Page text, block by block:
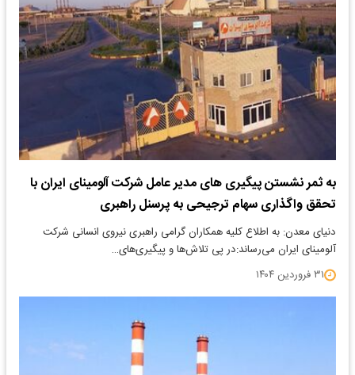
به ثمر نشستن پیگیری های مدیر عامل شرکت آلومینای ایران با
تحقق واگذاری سهام ترجیحی به پرسنل راهبری
دنیای معدن: به اطلاع کلیه همکاران گرامی راهبری نیروی انسانی شرکت
آلومینای ایران می‌رساند:در پی تلاش‌ها و پیگیری‌های…
۳۱ فروردین ۱۴۰۴